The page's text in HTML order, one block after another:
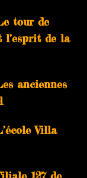
tour de
l’esprit de la
anciennes
Villa